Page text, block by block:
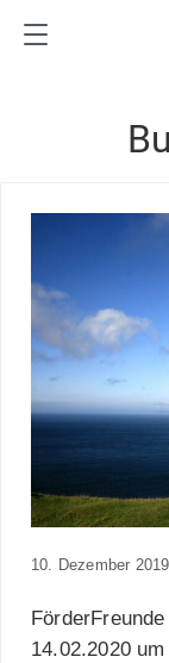
10. Dezember 2019
14.02.2020